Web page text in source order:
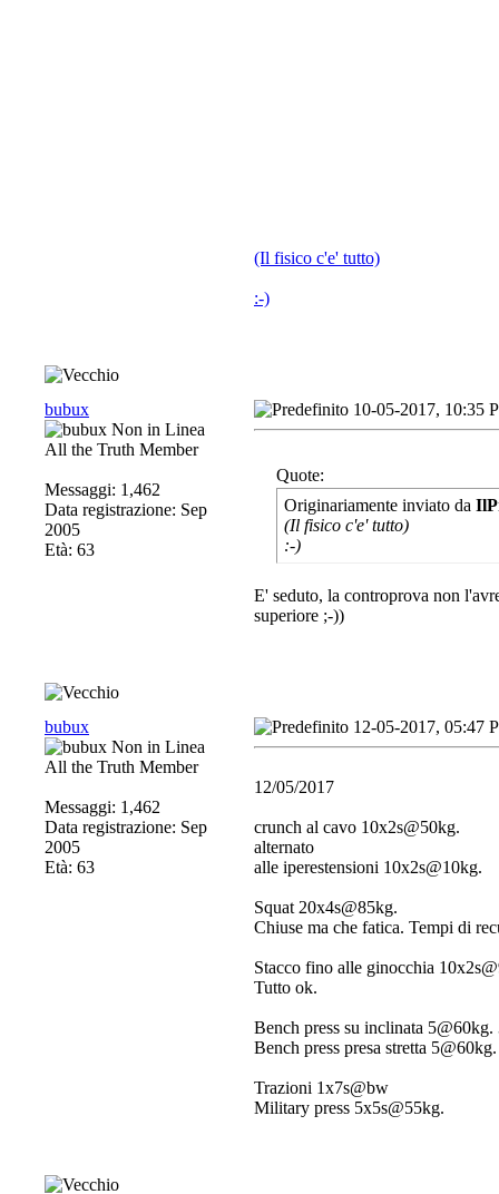
(Il fisico c'e' tutto)
:-)
bubux
All the Truth Member
Messaggi: 1,462
Data registrazione: Sep
2005
Età: 63
10-05-2017, 10:35
Quote:
Originariamente inviato da
(Il fisico c'e' tutto)
:-)
E' seduto, la controprova non
superiore ;-))
bubux
All the Truth Member
Messaggi: 1,462
Data registrazione: Sep
2005
Età: 63
12-05-2017, 05:47
12/05/2017
crunch al cavo 10x2s@50kg.
alternato
alle iperestensioni 10x2s@10kg.
Squat 20x4s@85kg.
Chiuse ma che fatica. Tempi di
Stacco fino alle ginocchia
Tutto ok.
Bench press su inclinata
Bench press presa stretta
Trazioni 1x7s@bw
Military press 5x5s@55kg.